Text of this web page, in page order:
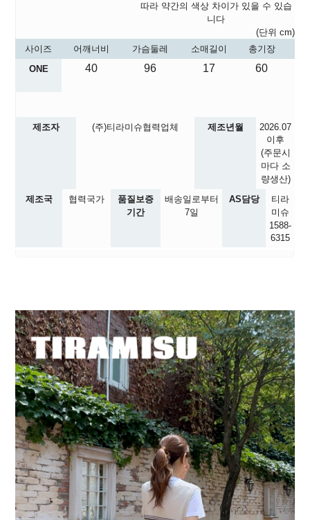
따라 약간의 색상 차이가 있을 수 있습
니다
(단위 cm)
사이즈
어깨너비 가슴둘레 소매길이
총기장
ONE
40 96 17 60
제조자 (주)티라미슈협력업체 제조년월
2026.07
이후
(주문시
마다 소
량생산)
제조국
협력국가
품질보증
기간
배송일로부터
7일
AS담당
티라
미슈
1588-
6315